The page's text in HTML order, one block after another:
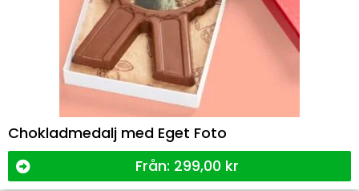
Chokladmedalj med Eget Foto
Från: 299,00 kr